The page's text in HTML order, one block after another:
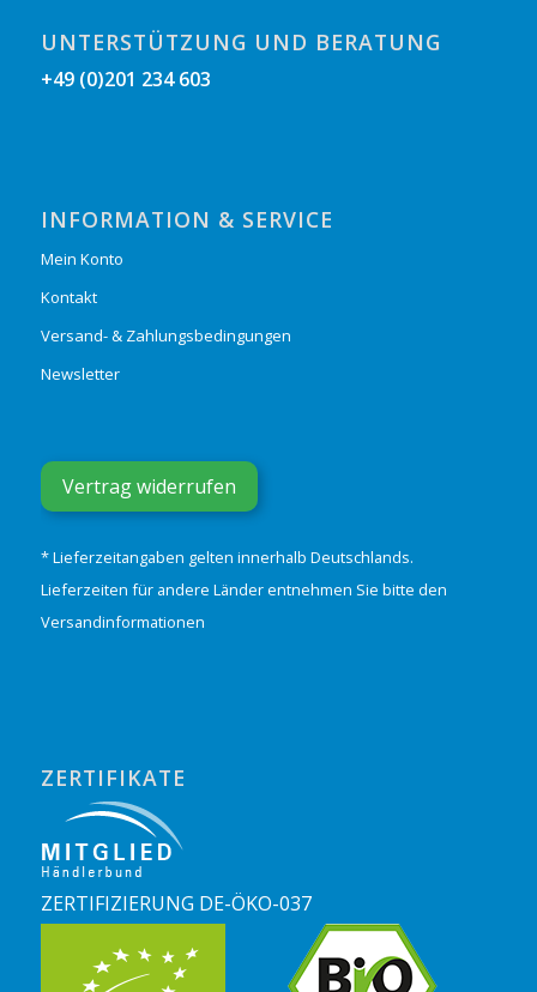
UNTERSTÜTZUNG UND BERATUNG
+49 (0)201 234 603
INFORMATION & SERVICE
Mein Konto
Kontakt
Versand- & Zahlungsbedingungen
Newsletter
Vertrag widerrufen
* Lieferzeitangaben gelten innerhalb Deutschlands.
Lieferzeiten für andere Länder entnehmen Sie bitte den
Versandinformationen
ZERTIFIKATE
ZERTIFIZIERUNG DE-ÖKO-037